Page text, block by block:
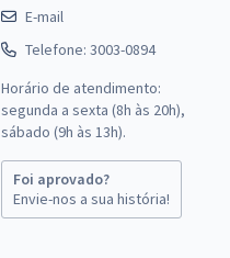
E-mail
Telefone: 3003-0894
Horário de atendimento:
segunda a sexta (8h às 20h),
sábado (9h às 13h).
Foi aprovado?
Envie-nos a sua história!